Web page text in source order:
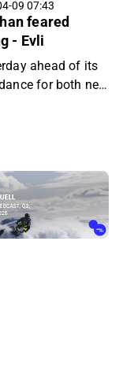
09 07:43
feared
- Evli
ahead of its
for both net
remained